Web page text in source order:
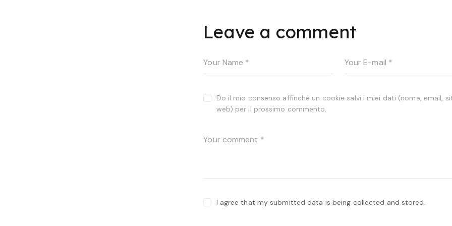
Leave a comment
Do il mio consenso affinché un cookie salvi i miei dati (nome, email,
web) per il prossimo commento.
I agree that my submitted data is being collected and stored.